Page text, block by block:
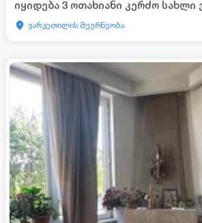
იყიდება 3 ოთახიანი კერძო
ვარკეთილის მეურნეობა